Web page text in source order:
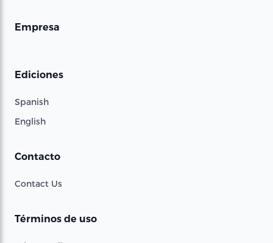
Empresa
Ediciones
Spanish
English
Contacto
Contact Us
Términos de uso